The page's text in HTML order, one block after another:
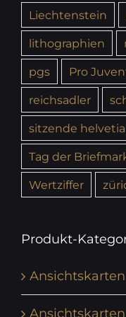
Liechtenstein
lithographien
pgs
Pro
reichsadler
sitzende helvetia
Tag der
Wertziffer
Produkt-